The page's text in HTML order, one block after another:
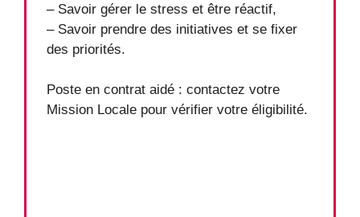
– Savoir gérer le stress et être réactif,
– Savoir prendre des initiatives et se fixer
des priorités.
Poste en contrat aidé : contactez votre
Mission Locale pour vérifier votre éligibilité.